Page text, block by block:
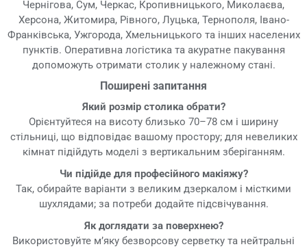
Чернігова, Сум, Черкас, Кропивницького, Миколаєва,
Херсона, Житомира, Рівного, Луцька, Тернополя, Івано-
Франківська, Ужгорода, Хмельницького та інших населених
пунктів. Оперативна логістика та акуратне пакування
допоможуть отримати столик у належному стані.
Поширені запитання
Який розмір столика обрати?
Орієнтуйтеся на висоту близько 70–78 см і ширину
стільниці, що відповідає вашому простору; для невеликих
кімнат підійдуть моделі з вертикальним зберіганням.
Чи підійде для професійного макіяжу?
Так, обирайте варіанти з великим дзеркалом і місткими
шухлядами; за потреби додайте підсвічування.
Як доглядати за поверхнею?
Використовуйте м’яку безворсову серветку та нейтральні